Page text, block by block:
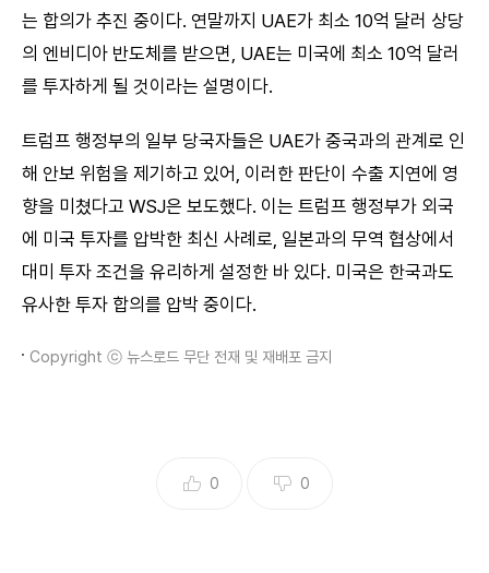
는 합의가 추진 중이다. 연말까지 UAE가 최소 10억 달러 상당
의 엔비디아 반도체를 받으면, UAE는 미국에 최소 10억 달러
를 투자하게 될 것이라는 설명이다.
트럼프 행정부의 일부 당국자들은 UAE가 중국과의 관계로 인
해 안보 위험을 제기하고 있어, 이러한 판단이 수출 지연에 영
향을 미쳤다고 WSJ은 보도했다. 이는 트럼프 행정부가 외국
에 미국 투자를 압박한 최신 사례로, 일본과의 무역 협상에서
대미 투자 조건을 유리하게 설정한 바 있다. 미국은 한국과도
유사한 투자 합의를 압박 중이다.
Copyright ⓒ 뉴스로드 무단 전재 및 재배포 금지
0 0